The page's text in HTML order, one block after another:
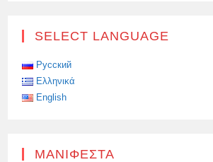
ΥΠΟΥΡΓΌ
SELECT LANGUAGE
Русский
Ελληνικά
English
ΜΑΝΙΦΈΣΤΑ